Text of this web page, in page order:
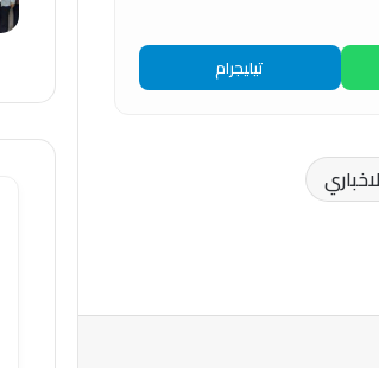
تيليجرام